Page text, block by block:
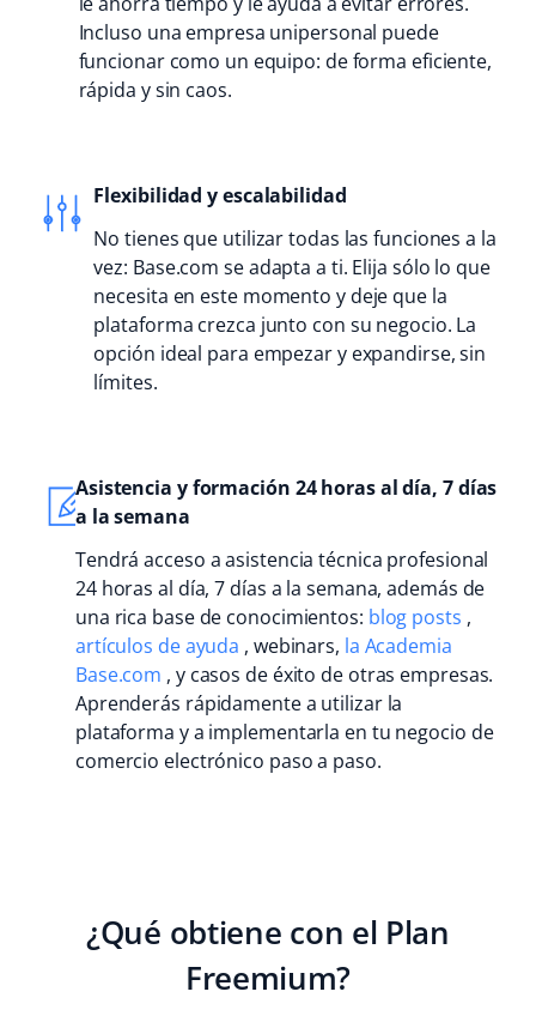
Incluso una empresa unipersonal puede
funcionar como un equipo: de forma eficiente,
rápida y sin caos.
Flexibilidad y escalabilidad
No tienes que utilizar todas las funciones a la
vez: Base.com se adapta a ti. Elija sólo lo que
necesita en este momento y deje que la
plataforma crezca junto con su negocio. La
opción ideal para empezar y expandirse, sin
límites.
Asistencia y formación 24 horas al día, 7 días
a la semana
Tendrá acceso a asistencia técnica profesional
24 horas al día, 7 días a la semana, además de
una rica base de conocimientos: blog posts ,
artículos de ayuda , webinars, la Academia
Base.com , y casos de éxito de otras empresas.
Aprenderás rápidamente a utilizar la
plataforma y a implementarla en tu negocio de
comercio electrónico paso a paso.
¿Qué obtiene con el Plan
Freemium?